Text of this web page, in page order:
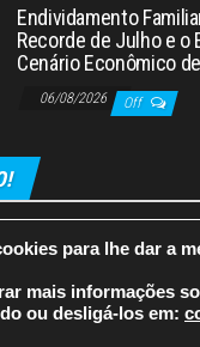
Endividamento
Recorde de Julho e o
Cenário Econômico
06/08/2026 Off
mantido com
para lhe dar a
mais informações
ou desligá-los em: